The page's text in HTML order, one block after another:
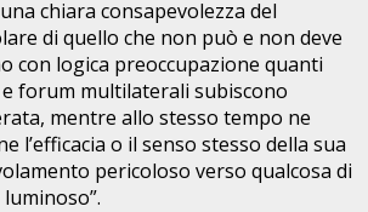
chiara consapevolezza del
di quello che non può e non deve
con logica preoccupazione quanti
forum multilaterali subiscono
mentre allo stesso tempo ne
l’efficacia o il senso stesso della sua
pericoloso verso qualcosa di